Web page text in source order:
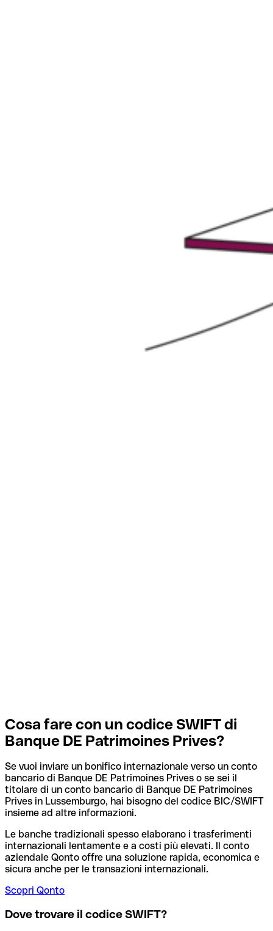
Cosa fare con un codice SWIFT di
Banque DE Patrimoines Prives?
Se vuoi inviare un bonifico internazionale verso un conto
bancario di Banque DE Patrimoines Prives o se sei il
titolare di un conto bancario di Banque DE Patrimoines
Prives in Lussemburgo, hai bisogno del codice BIC/SWIFT
insieme ad altre informazioni.
Le banche tradizionali spesso elaborano i trasferimenti
internazionali lentamente e a costi più elevati. Il conto
aziendale Qonto offre una soluzione rapida, economica e
sicura anche per le transazioni internazionali.
Scopri Qonto
Dove trovare il codice SWIFT?